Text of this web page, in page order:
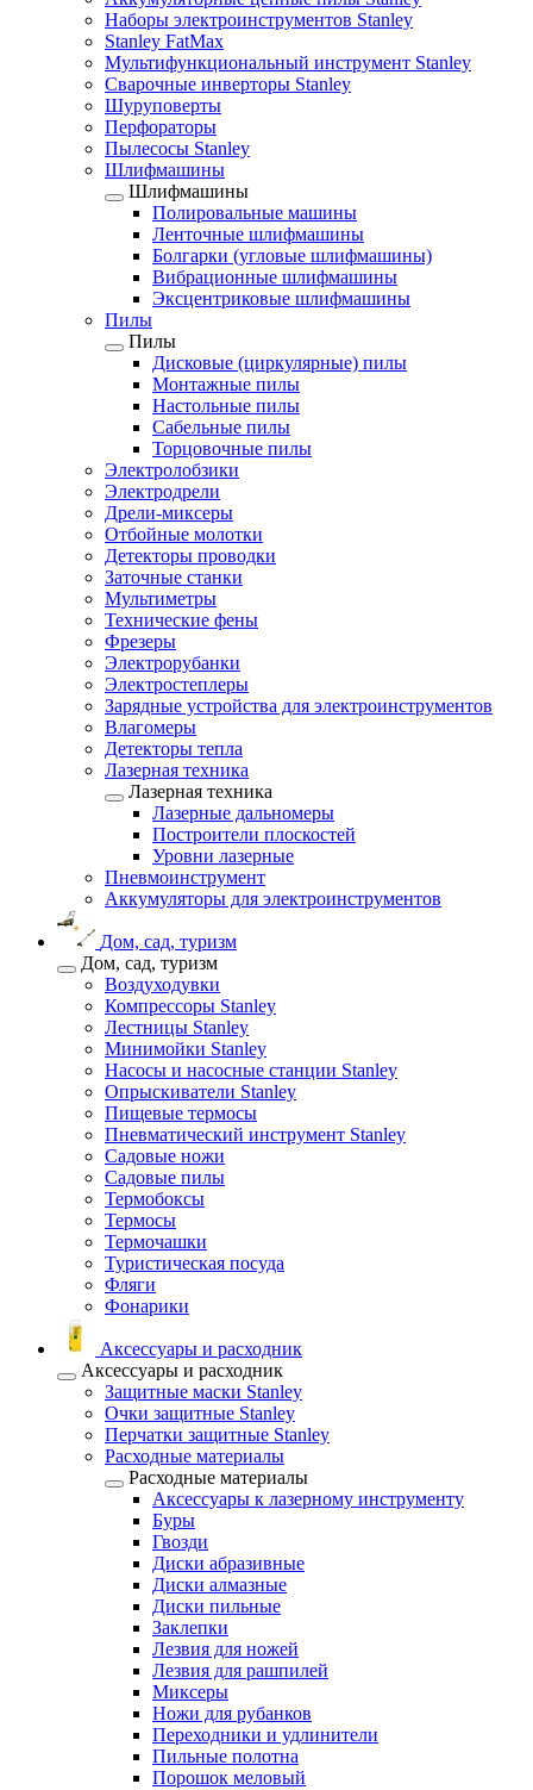
Наборы электроинструментов Stanley
Stanley FatMax
Мультифункциональный инструмент Stanley
Сварочные инверторы Stanley
Шуруповерты
Перфораторы
Пылесосы Stanley
Шлифмашины
Шлифмашины
Полировальные машины
Ленточные шлифмашины
Болгарки (угловые шлифмашины)
Вибрационные шлифмашины
Эксцентриковые шлифмашины
Пилы
Пилы
Дисковые (циркулярные) пилы
Монтажные пилы
Настольные пилы
Сабельные пилы
Торцовочные пилы
Электролобзики
Электродрели
Дрели-миксеры
Отбойные молотки
Детекторы проводки
Заточные станки
Мультиметры
Технические фены
Фрезеры
Электрорубанки
Электростеплеры
Зарядные устройства для электроинструментов
Влагомеры
Детекторы тепла
Лазерная техника
Лазерная техника
Лазерные дальномеры
Построители плоскостей
Уровни лазерные
Пневмоинструмент
Аккумуляторы для электроинструментов
Дом, сад, туризм
Дом, сад, туризм
Воздуходувки
Компрессоры Stanley
Лестницы Stanley
Минимойки Stanley
Насосы и насосные станции Stanley
Опрыскиватели Stanley
Пищевые термосы
Пневматический инструмент Stanley
Садовые ножи
Садовые пилы
Термобоксы
Термосы
Термочашки
Туристическая посуда
Фляги
Фонарики
Аксессуары и расходник
Аксессуары и расходник
Защитные маски Stanley
Очки защитные Stanley
Перчатки защитные Stanley
Расходные материалы
Расходные материалы
Аксессуары к лазерному инструменту
Буры
Гвозди
Диски абразивные
Диски алмазные
Диски пильные
Заклепки
Лезвия для ножей
Лезвия для рашпилей
Миксеры
Ножи для рубанков
Переходники и удлинители
Пильные полотна
Порошок меловый